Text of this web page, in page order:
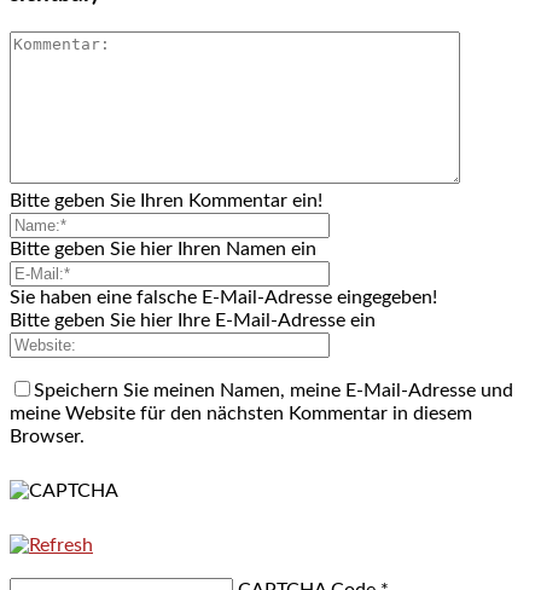
Bitte geben Sie Ihren Kommentar ein!
Bitte geben Sie hier Ihren Namen ein
Sie haben eine falsche E-Mail-Adresse eingegeben!
Bitte geben Sie hier Ihre E-Mail-Adresse ein
Speichern Sie meinen Namen, meine E-Mail-Adresse und
meine Website für den nächsten Kommentar in diesem
Browser.